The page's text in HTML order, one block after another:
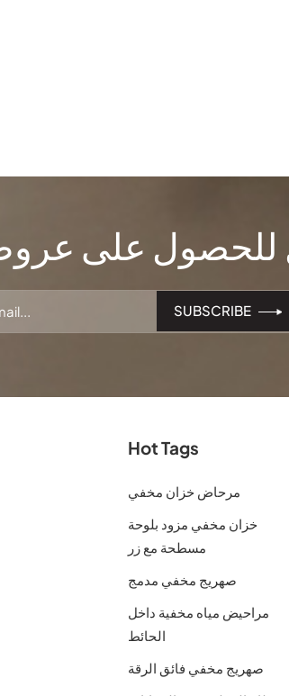
على
Hot Tags
مرحاض خزان مخفي
خزان مخفي مزود بلوحة
مسطحة مع زر
صهريج مخفي مدمج
مراحيض مياه مخفية داخل
الحائط
صهريج مخفي فائق الرقة